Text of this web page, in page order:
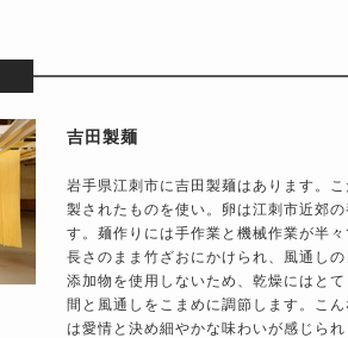
吉田製麺
岩手県江刺市に吉田製麺はあります。
製されたものを使い。卵は江刺市近郊
す。麺作りには手作業と機械作業が半
長さのまま竹ざおにかけられ、風通し
添加物を使用しないため、乾燥にはと
間と風通しをこまめに調節します。こ
は愛情と決め細やかな味わいが感じられ